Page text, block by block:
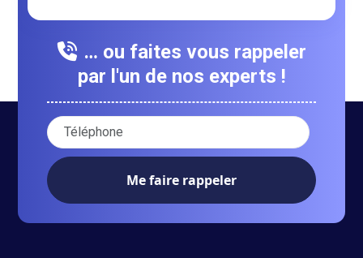
… ou faites vous rappeler
par l'un de nos experts !
Votre numéro de téléphone :